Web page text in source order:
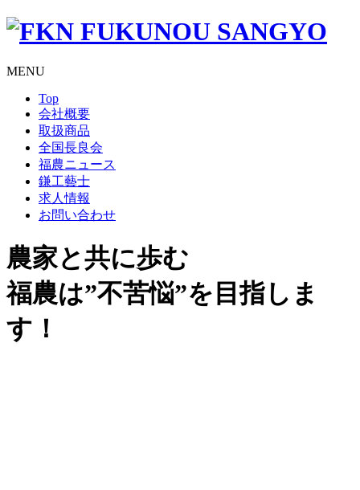
MENU
Top
会社概要
取扱商品
全国長良会
福農ニュース
鎌工藝士
求人情報
お問い合わせ
農家と共に歩む
福農は”不苦悩”を目指しま
す！